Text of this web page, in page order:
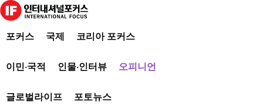
포커스 국제 코리아 포커스
이민·국적 인물·인터뷰 오피니언
글로벌라이프 포토뉴스